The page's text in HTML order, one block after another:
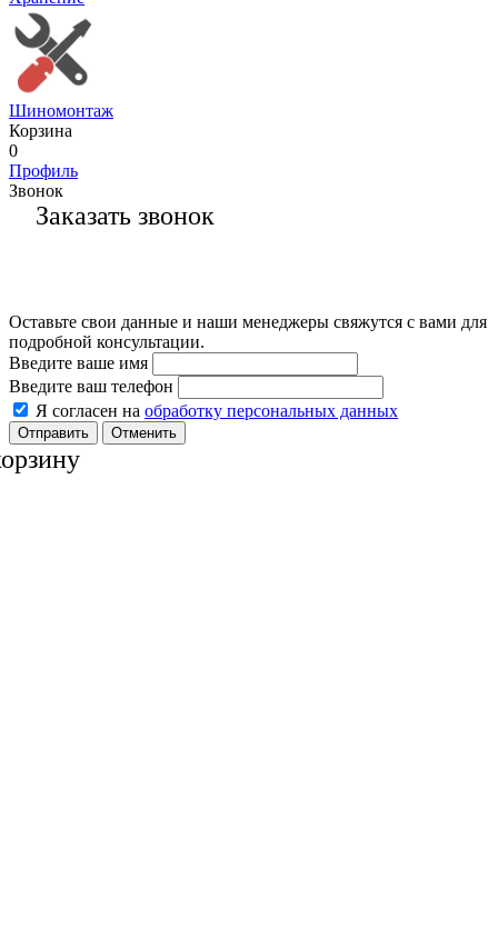
Шиномонтаж
Корзина
0
Профиль
Звонок
Заказать звонок
Оставьте свои данные и наши менеджеры свяжутся с вами для
подробной консультации.
Введите ваше имя
Введите ваш телефон
Я согласен на обработку персональных данных
Отменить